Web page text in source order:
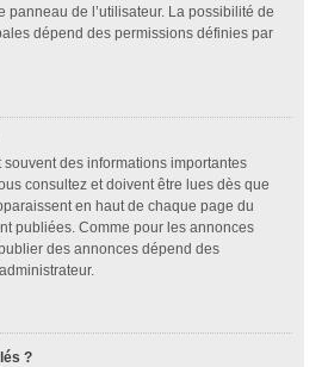
panneau de l’utilisateur. La possibilité de
dépend des permissions définies par
des informations importantes
consultez et doivent être lues dès que
en haut de chaque page du
publiées. Comme pour les annonces
des annonces dépend des
?